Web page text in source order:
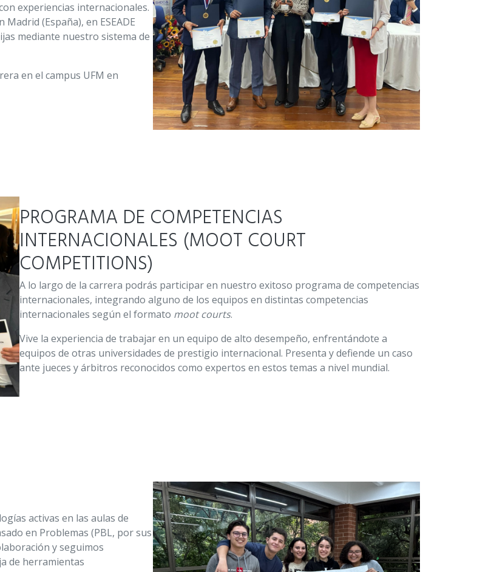
experiencias internacionales.
(España), en ESEADE
mediante nuestro sistema de
en el campus UFM en
PROGRAMA DE COMPETENCIAS
INTERNACIONALES (MOOT COURT
COMPETITIONS)
A lo largo de la carrera podrás participar en nuestro exitoso programa de competencias
internacionales, integrando alguno de los equipos en distintas competencias
internacionales según el formato moot courts.
Vive la experiencia de trabajar en un equipo de alto desempeño, enfrentándote a
equipos de otras universidades de prestigio internacional. Presenta y defiende un caso
ante jueces y árbitros reconocidos como expertos en estos temas a nivel mundial.
activas en las aulas de
en Problemas (PBL, por sus
y seguimos
de herramientas